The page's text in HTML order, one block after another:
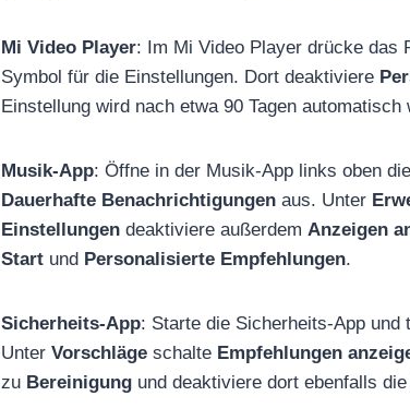
Mi Video Player: Im Mi Video Player drücke das
Symbol für die Einstellungen. Dort deaktiviere
Einstellung wird nach etwa 90 Tagen automatisch
Musik-App: Öffne in der Musik-App links oben
Dauerhafte Benachrichtigungen aus. Unter
Einstellungen deaktiviere außerdem Anzeigen
Start und Personalisierte Empfehlungen.
Sicherheits-App: Starte die Sicherheits-App und
Unter Vorschläge schalte Empfehlungen
zu Bereinigung und deaktiviere dort ebenfalls